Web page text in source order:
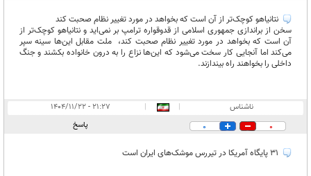
نتانیاهو کوچک‌تر از آن است که بخواهد در مورد تغییر نظام صحبت کند
سخن از براندازی جمهوری اسلامی از قدوقواره ترامپ بر نمی‌اید و نتانیاهو کوچک‌تر از
آن است که بخواهد در مورد تغییر نظام صحبت کند، ‌ ملت مقابل این‌ها سینه سپر
می‌کند اما آنجایی کار سخت می‌شود که این‌ها نزاع را به درون خانواده بکشند و جنگ
داخلی را بخواهند راه بیندازند.
ناشناس |
|
۲۱:۲۷ - ۱۴۰۴/۱۱/۲۲
0
0 پاسخ